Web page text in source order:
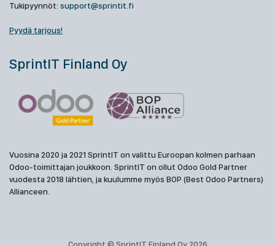
Tukipyynnöt: support@sprintit.fi
Pyydä tarjous!
SprintIT Finland Oy
Vuosina 2020 ja 2021 SprintIT on valittu Euroopan kolmen parhaan
Odoo-toimittajan joukkoon. SprintIT on ollut Odoo Gold Partner
vuodesta 2018 lähtien, ja kuulumme myös BOP (Best Odoo Partners)
Allianceen.
Copyright © SprintIT Finland Oy 2026